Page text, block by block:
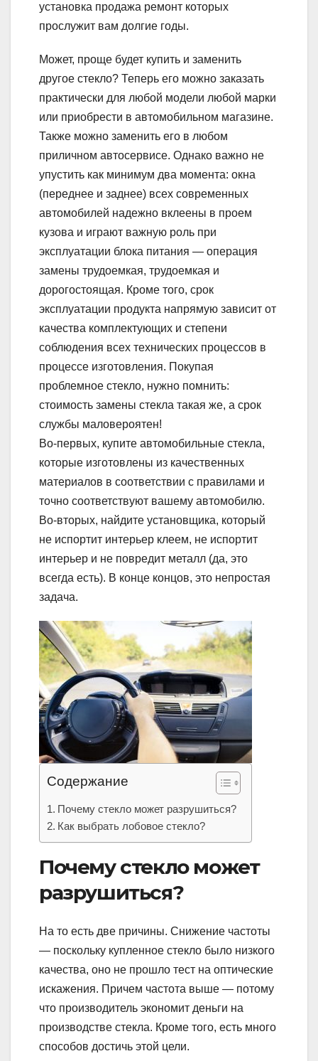
установка продажа ремонт которых
прослужит вам долгие годы.
Может, проще будет купить и заменить
другое стекло? Теперь его можно заказать
практически для любой модели любой марки
или приобрести в автомобильном магазине.
Также можно заменить его в любом
приличном автосервисе. Однако важно не
упустить как минимум два момента: окна
(переднее и заднее) всех современных
автомобилей надежно вклеены в проем
кузова и играют важную роль при
эксплуатации блока питания — операция
замены трудоемкая, трудоемкая и
дорогостоящая. Кроме того, срок
эксплуатации продукта напрямую зависит от
качества комплектующих и степени
соблюдения всех технических процессов в
процессе изготовления. Покупая
проблемное стекло, нужно помнить:
стоимость замены стекла такая же, а срок
службы маловероятен!
Во-первых, купите автомобильные стекла,
которые изготовлены из качественных
материалов в соответствии с правилами и
точно соответствуют вашему автомобилю.
Во-вторых, найдите установщика, который
не испортит интерьер клеем, не испортит
интерьер и не повредит металл (да, это
всегда есть). В конце концов, это непростая
задача.
Содержание
Почему стекло может разрушиться?
Как выбрать лобовое стекло?
Почему стекло может
разрушиться?
На то есть две причины. Снижение частоты
— поскольку купленное стекло было низкого
качества, оно не прошло тест на оптические
искажения. Причем частота выше — потому
что производитель экономит деньги на
производстве стекла. Кроме того, есть много
способов достичь этой цели.